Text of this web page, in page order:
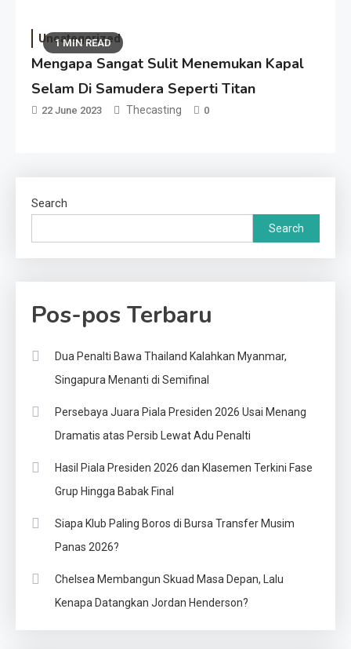
1 MIN READ
Uncategorized
Mengapa Sangat Sulit Menemukan Kapal
Selam Di Samudera Seperti Titan
22 June 2023 Thecasting 0
Search
Search
Pos-pos Terbaru
Dua Penalti Bawa Thailand Kalahkan Myanmar,
Singapura Menanti di Semifinal
Persebaya Juara Piala Presiden 2026 Usai Menang
Dramatis atas Persib Lewat Adu Penalti
Hasil Piala Presiden 2026 dan Klasemen Terkini Fase
Grup Hingga Babak Final
Siapa Klub Paling Boros di Bursa Transfer Musim
Panas 2026?
Chelsea Membangun Skuad Masa Depan, Lalu
Kenapa Datangkan Jordan Henderson?